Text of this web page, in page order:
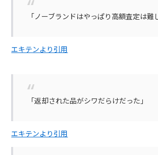
「ノーブランドはやっぱり高額査定は難
エキテンより引用
「返却された品がシワだらけだった」
エキテンより引用